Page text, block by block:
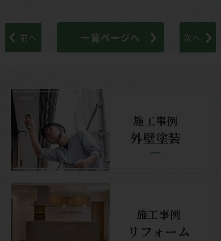
前へ 一覧ページへ 次へ
施工事例
外壁塗装
施工事例
リフォーム